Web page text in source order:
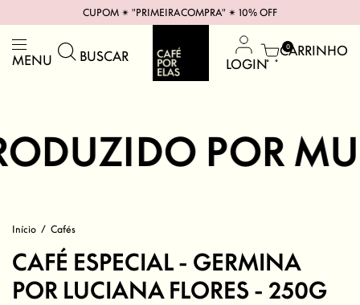
CUPOM ✴︎ "PRIMEIRACOMPRA" ✴︎ 10% OFF
MENU BUSCAR LOGIN
CARRINHO
0
POR
Início / Cafés
CAFÉ ESPECIAL - GERMINA
POR LUCIANA FLORES - 250G